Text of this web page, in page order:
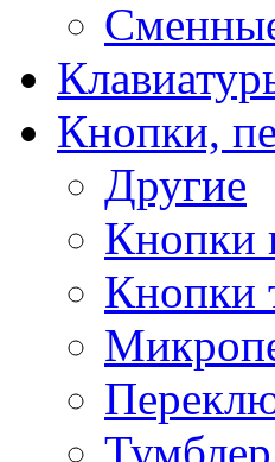
Кнопки,
Другие
Кнопки
Кнопки
Тумблер